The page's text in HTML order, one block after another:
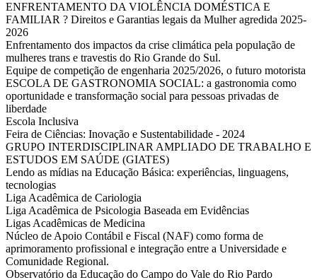
ENFRENTAMENTO DA VIOLÊNCIA DOMÉSTICA E
FAMILIAR ? Direitos e Garantias legais da Mulher agredida 2025-
2026
Enfrentamento dos impactos da crise climática pela população de
mulheres trans e travestis do Rio Grande do Sul.
Equipe de competição de engenharia 2025/2026, o futuro motorista
ESCOLA DE GASTRONOMIA SOCIAL: a gastronomia como
oportunidade e transformação social para pessoas privadas de
liberdade
Escola Inclusiva
Feira de Ciências: Inovação e Sustentabilidade - 2024
GRUPO INTERDISCIPLINAR AMPLIADO DE TRABALHO E
ESTUDOS EM SAÚDE (GIATES)
Lendo as mídias na Educação Básica: experiências, linguagens,
tecnologias
Liga Acadêmica de Cariologia
Liga Acadêmica de Psicologia Baseada em Evidências
Ligas Acadêmicas de Medicina
Núcleo de Apoio Contábil e Fiscal (NAF) como forma de
aprimoramento profissional e integração entre a Universidade e
Comunidade Regional.
Observatório da Educação do Campo do Vale do Rio Pardo